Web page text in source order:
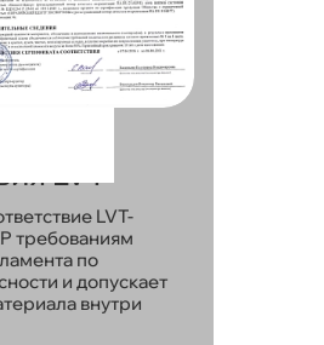
LVT
LVT-
требованиям
по
и допускает
внутри